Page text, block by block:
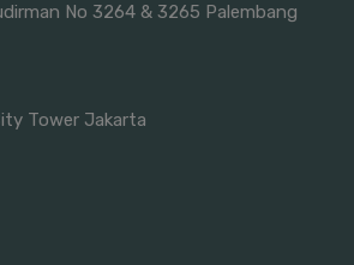
No 3264 & 3265 Palembang
Tower Jakarta